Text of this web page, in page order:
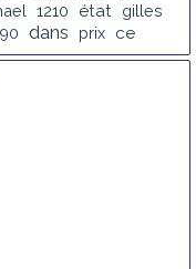
1210 état gilles
dans prix ce